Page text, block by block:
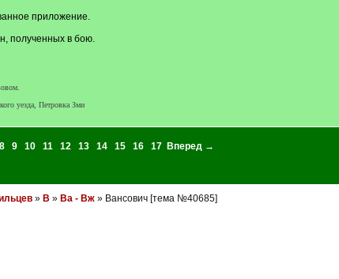
приложение.
полученных в бою.
уезда, Петровка Зми
8 9 10 11 12 13 14 15 16 17
Вперед →
» В » Ва - Вж» Вансович [тема №40685]